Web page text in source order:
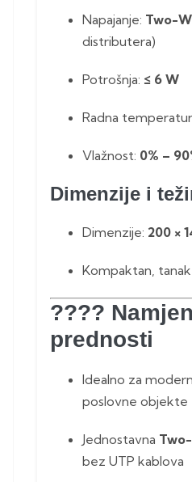
Napajanje: Two-
distributera)
Potrošnja: ≤ 6 W
Radna
Vlažnost: 0% –
Dimenzije i
Dimenzije: 200 ×
Kompaktan,
????️
prednosti
Idealno za
poslovne objekte
Jednostavna
bez UTP kablova